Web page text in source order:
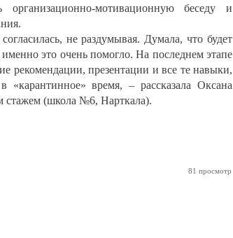
мотивационную беседу и
не раздумывая. Думала, что будет
это очень помогло. На последнем этапе
рекомендации, презентации и все те навыки,
время, – рассказала Оксана
стажем (школа №6, Нарткала).
81 просмотр